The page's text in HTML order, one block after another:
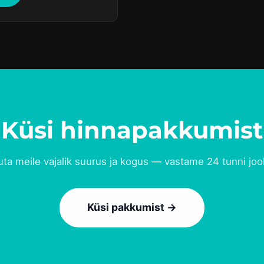
Küsi hinnapakkumist
meile vajalik suurus ja kogus — vastame 24 tunni
Küsi pakkumist →